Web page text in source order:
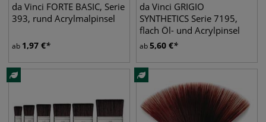
da Vinci FORTE BASIC, Serie
393, rund Acrylmalpinsel
ab 1,97 €
da Vinci GRIGIO
SYNTHETICS Serie 7195,
flach Öl- und Acrylpinsel
ab5,60 €